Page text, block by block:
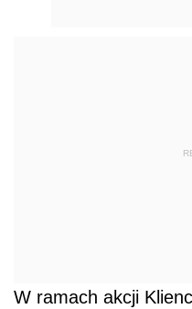
W ramach akcji